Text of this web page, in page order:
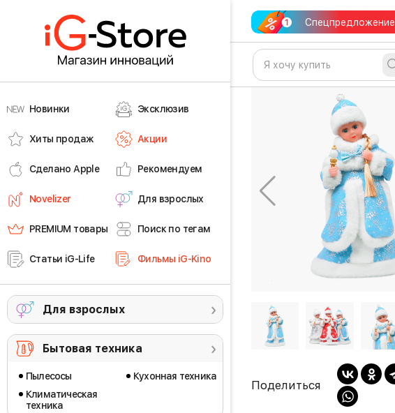
Новинки Эксклюзив
Хиты продаж Акции
Сделано Apple Рекомендуем
Novelizer Для взрослых
PREMIUM товары Поиск по тегам
Статьи iG-Life Фильмы iG-Kino
Для взрослых
Бытовая техника
Пылесосы
Климатическая
техника
Кухонная техника
Спецпредложение
Поделиться